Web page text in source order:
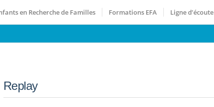
en Recherche de Familles Formations EFA Ligne d’écoute
Replay